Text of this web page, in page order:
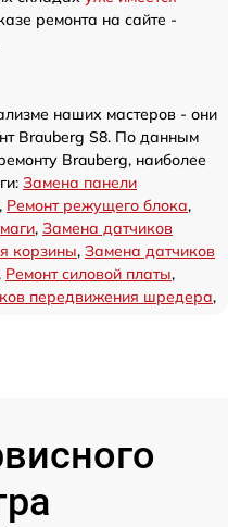
ремонта на сайте -
наших мастеров - они
Brauberg S8. По данным
Brauberg, наиболее
Замена панели
, Ремонт режущего блока,
, Замена датчиков
корзины, Замена датчиков
Ремонт силовой платы,
передвижения шредера,